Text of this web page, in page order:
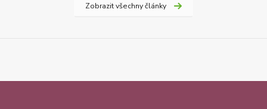
Zobrazit všechny články